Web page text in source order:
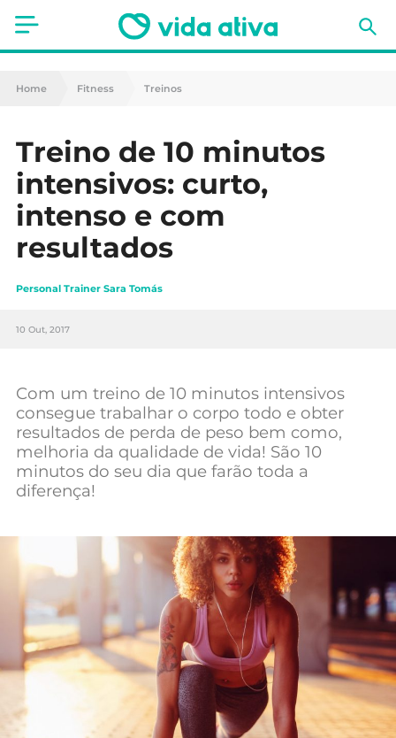
Saúde
Nutrição
Receitas
Fitness
Mães e Bebés
Animais de Estimação
Home Fitness Treinos
Treino de 10 minutos
intensivos: curto,
intenso e com
resultados
Personal Trainer Sara Tomás
10 Out, 2017
Com um treino de 10 minutos intensivos
consegue trabalhar o corpo todo e obter
resultados de perda de peso bem como,
melhoria da qualidade de vida! São 10
minutos do seu dia que farão toda a
diferença!